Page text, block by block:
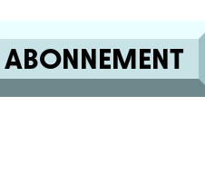
ABONNEMENT